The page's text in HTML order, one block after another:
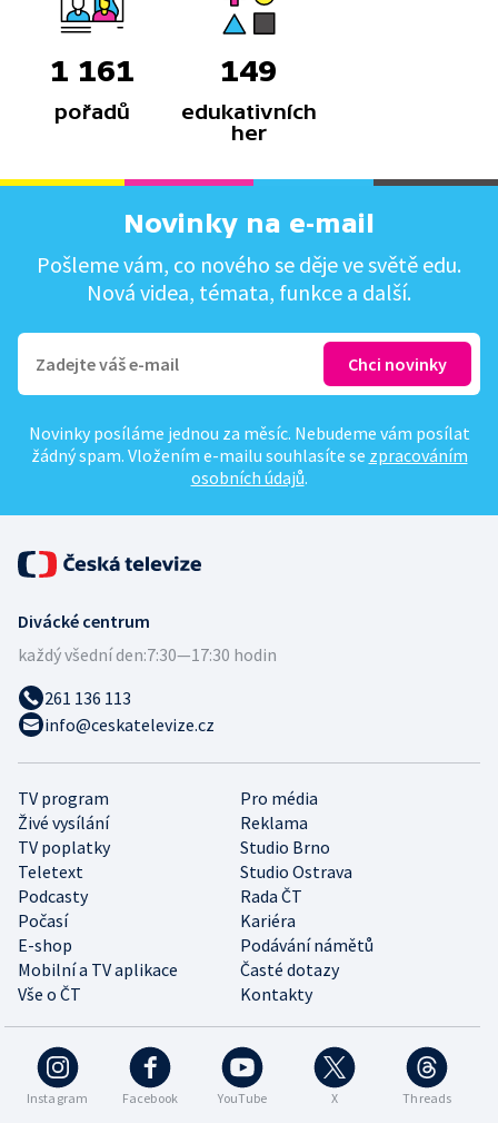
1 161
pořadů
149
edukativních
her
Novinky na e-mail
Pošleme vám, co nového se děje ve světě edu.
Nová videa, témata, funkce a další.
Novinky posíláme jednou za měsíc. Nebudeme vám posílat
žádný spam. Vložením e-mailu souhlasíte se zpracováním
osobních údajů.